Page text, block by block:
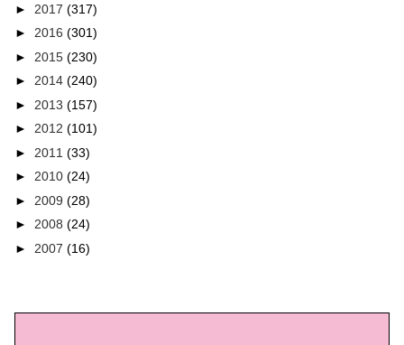
► 2017 (317)
► 2016 (301)
► 2015 (230)
► 2014 (240)
► 2013 (157)
► 2012 (101)
► 2011 (33)
► 2010 (24)
► 2009 (28)
► 2008 (24)
► 2007 (16)